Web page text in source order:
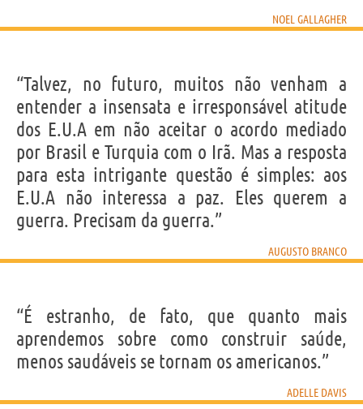
NOEL GALLAGHER
“Talvez, no futuro, muitos não venham a
entender a insensata e irresponsável atitude
dos E.U.A em não aceitar o acordo mediado
por Brasil e Turquia com o Irã. Mas a resposta
para esta intrigante questão é simples: aos
E.U.A não interessa a paz. Eles querem a
guerra. Precisam da guerra.”
AUGUSTO BRANCO
“É estranho, de fato, que quanto mais
aprendemos sobre como construir saúde,
menos saudáveis se tornam os americanos.”
ADELLE DAVIS